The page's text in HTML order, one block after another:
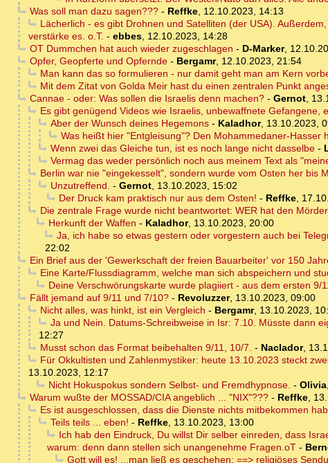
Was soll man dazu sagen???- Reffke, 12.10.2023, 14:13
Lächerlich - es gibt Drohnen und Satelliten (der USA).
verstärke es. o.T. - ebbes, 12.10.2023, 14:28
OT Dummchen hat auch wieder zugeschlagen - D-Marker,
Opfer, Geopferte und Opfernde- Bergamr, 12.10.2023, 21:54
Man kann das so formulieren - nur damit geht man am Kern
Mit dem Zitat von Golda Meir hast du einen zentralen Punkt
Cannae - oder: Was sollen die Israelis denn machen?- Gernot,
Es gibt genügend Videos wie Israelis, unbewaffnete Gefangene,
Aber der Wunsch deines Hegemons- Kaladhor, 13.10.2023,
Was heißt hier "Entgleisung"? Den Mohammedaner-
Wenn zwei das Gleiche tun, ist es noch lange nicht dasselbe-
Vermag das weder persönlich noch aus meinem Text als
Berlin war nie "eingekesselt", sondern wurde vom Osten her bis
Unzutreffend. - Gernot, 13.10.2023, 15:02
Der Druck kam praktisch nur aus dem Osten! - Reffke,
Die zentrale Frage wurde nicht beantwortet: WER hat den
Herkunft der Waffen - Kaladhor, 13.10.2023, 20:00
Ja, ich habe so etwas gestern oder vorgestern auch bei
22:02
Ein Brief aus der 'Gewerkschaft der freien Bauarbeiter' vor 150
Eine Karte/Flussdiagramm, welche man sich abspeichern und
Deine Verschwörungskarte wurde plagiiert - aus dem ersten 9/
Fällt jemand auf 9/11 und 7/10?- Revoluzzer, 13.10.2023, 09:00
Nicht alles, was hinkt, ist ein Vergleich - Bergamr, 13.10.2023,
Ja und Nein. Datums-Schreibweise in Isr: 7.10. Müsste dann
12:27
Musst schon das Format beibehalten 9/11, 10/7. - Naclador,
Für Okkultisten und Zahlenmystiker: heute 13.10.2023 steckt
13.10.2023, 12:17
Nicht Hokuspokus sondern Selbst- und Fremdhypnose. - Olivia,
Warum wußte der MOSSAD/CIA angeblich ... "NIX"???- Reffke,
Es ist ausgeschlossen, dass die Dienste nichts mitbekommen
Teils teils ... eben! - Reffke, 13.10.2023, 13:00
Ich hab den Eindruck, Du willst Dir selber einreden, dass
warum: denn dann stellen sich unangenehme Fragen.oT -
Gott will es! ...man ließ es geschehen: ==> religiöses